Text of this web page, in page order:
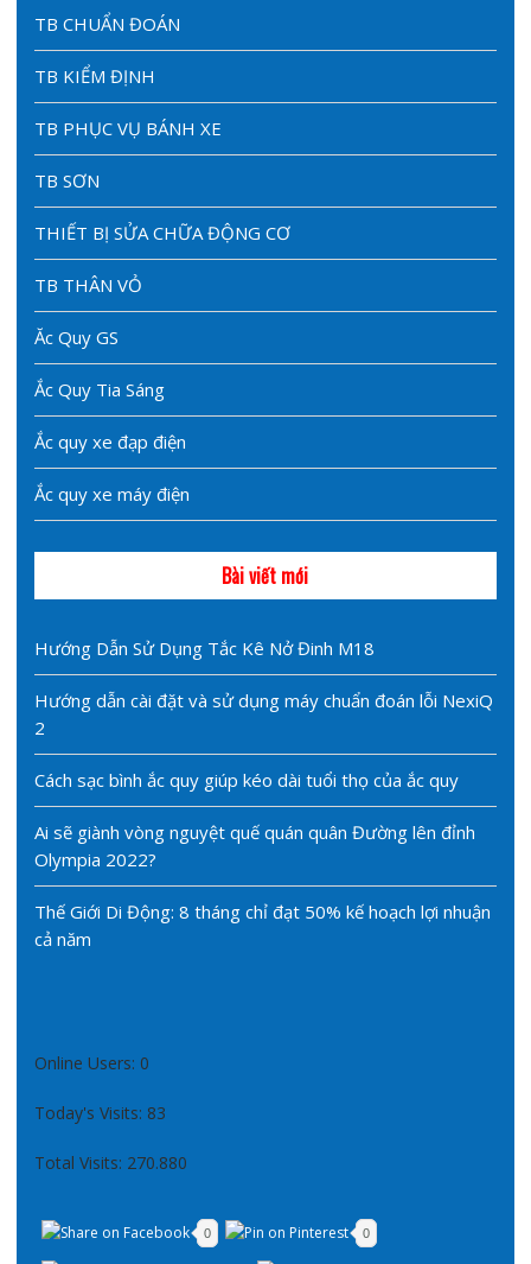
TB CHUẨN ĐOÁN
TB KIỂM ĐỊNH
TB PHỤC VỤ BÁNH XE
TB SƠN
THIẾT BỊ SỬA CHỮA ĐỘNG CƠ
TB THÂN VỎ
Ăc Quy GS
Ắc Quy Tia Sáng
Ắc quy xe đạp điện
Ắc quy xe máy điện
Bài viết mới
Hướng Dẫn Sử Dụng Tắc Kê Nở Đinh M18
Hướng dẫn cài đặt và sử dụng máy chuẩn đoán lỗi NexiQ
2
Cách sạc bình ắc quy giúp kéo dài tuổi thọ của ắc quy
Ai sẽ giành vòng nguyệt quế quán quân Đường lên đỉnh
Olympia 2022?
Thế Giới Di Động: 8 tháng chỉ đạt 50% kế hoạch lợi nhuận
cả năm
Online Users: 0
Today's Visits: 83
Total Visits: 270.880
0 0